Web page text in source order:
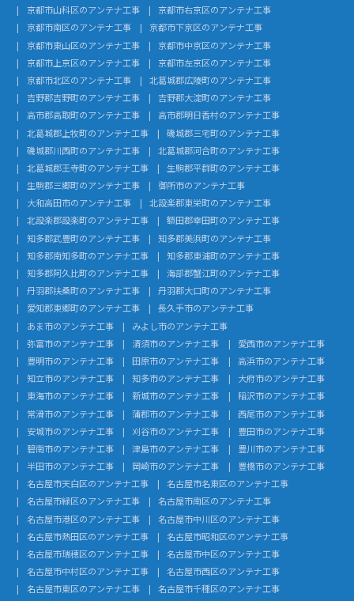
京都市山科区のアンテナ工事
京都市右京区のアンテナ工事
京都市南区のアンテナ工事
京都市下京区のアンテナ工事
京都市東山区のアンテナ工事
京都市中京区のアンテナ工事
京都市上京区のアンテナ工事
京都市左京区のアンテナ工事
京都市北区のアンテナ工事
北葛城郡広陵町のアンテナ工事
吉野郡吉野町のアンテナ工事
吉野郡大淀町のアンテナ工事
高市郡高取町のアンテナ工事
高市郡明日香村のアンテナ工事
北葛城郡上牧町のアンテナ工事
磯城郡三宅町のアンテナ工事
磯城郡川西町のアンテナ工事
北葛城郡河合町のアンテナ工事
北葛城郡王寺町のアンテナ工事
生駒郡平群町のアンテナ工事
生駒郡三郷町のアンテナ工事
御所市のアンテナ工事
大和高田市のアンテナ工事
北設楽郡東栄町のアンテナ工事
北設楽郡設楽町のアンテナ工事
額田郡幸田町のアンテナ工事
知多郡武豊町のアンテナ工事
知多郡美浜町のアンテナ工事
知多郡南知多町のアンテナ工事
知多郡東浦町のアンテナ工事
知多郡阿久比町のアンテナ工事
海部郡蟹江町のアンテナ工事
丹羽郡扶桑町のアンテナ工事
丹羽郡大口町のアンテナ工事
愛知郡東郷町のアンテナ工事
長久手市のアンテナ工事
あま市のアンテナ工事
みよし市のアンテナ工事
弥富市のアンテナ工事
清須市のアンテナ工事
愛西市のアンテナ工事
豊明市のアンテナ工事
田原市のアンテナ工事
高浜市のアンテナ工事
知立市のアンテナ工事
知多市のアンテナ工事
大府市のアンテナ工事
東海市のアンテナ工事
新城市のアンテナ工事
稲沢市のアンテナ工事
常滑市のアンテナ工事
蒲郡市のアンテナ工事
西尾市のアンテナ工事
安城市のアンテナ工事
刈谷市のアンテナ工事
豊田市のアンテナ工事
碧南市のアンテナ工事
津島市のアンテナ工事
豊川市のアンテナ工事
半田市のアンテナ工事
岡崎市のアンテナ工事
豊橋市のアンテナ工事
名古屋市天白区のアンテナ工事
名古屋市名東区のアンテナ工事
名古屋市緑区のアンテナ工事
名古屋市南区のアンテナ工事
名古屋市港区のアンテナ工事
名古屋市中川区のアンテナ工事
名古屋市熱田区のアンテナ工事
名古屋市昭和区のアンテナ工事
名古屋市瑞穂区のアンテナ工事
名古屋市中区のアンテナ工事
名古屋市中村区のアンテナ工事
名古屋市西区のアンテナ工事
名古屋市東区のアンテナ工事
名古屋市千種区のアンテナ工事